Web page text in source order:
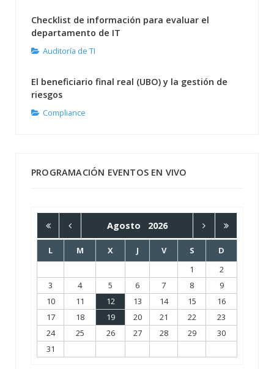
Checklist de información para evaluar el
departamento de IT
Auditoría de TI
El beneficiario final real (UBO) y la gestión de
riesgos
Compliance
PROGRAMACIÓN EVENTOS EN VIVO
Agosto 2026
L M X J V S
D
1
2
3
4 5 6 7 8
9
10
11 12 13 14 15
16
17
18 19 20 21 22
23
24
25 26 27 28 29
30
31